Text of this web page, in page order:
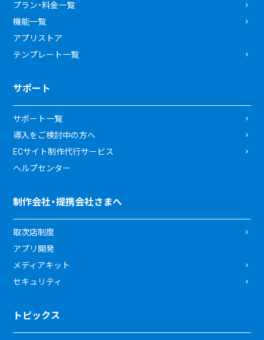
プラン・料金一覧
機能一覧
アプリストア
テンプレート一覧
サポート
サポート一覧
導入をご検討中の方へ
ECサイト制作代行サービス
ヘルプセンター
制作会社・提携会社さまへ
取次店制度
アプリ開発
メディアキット
セキュリティ
トピックス